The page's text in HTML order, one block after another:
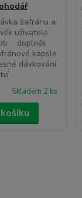
šafránu a
uživatele
doplněk
kapsle
dávkování,
Skladem 2 ks